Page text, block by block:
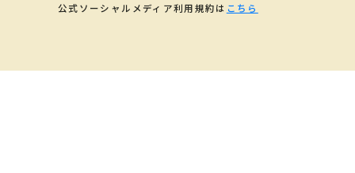
公式ソーシャルメディア利用規約は こちら